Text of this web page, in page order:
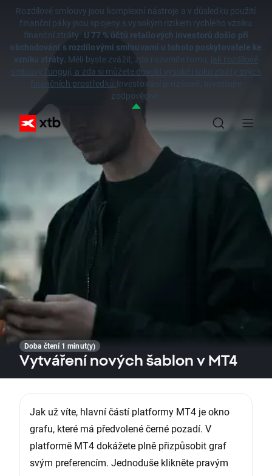
Rozdílové smlouvy jsou komplexní nástroje a v důsledku použití
finanční páky jsou spojeny s vysokým rizikem rychlého vzniku
finanční ztráty. U 77 % účtů retailových investorů došlo při
obchodování s rozdílovými smlouvami u tohoto poskytovatele ke
vzniku ztráty. Měli byste zvážit, zda rozumíte tomu, jak rozdílové
smlouvy fungují, a zda si můžete dovolit vysoké riziko ztráty svých
finančních prostředků.Investování je rizikové. Investujte
zodpovědně.
Doba čtení 1 minut(y)
Vytváření nových šablon v MT4
Jak už víte, hlavní částí platformy MT4 je okno
grafu, které má předvolené černé pozadí. V
platformě MT4 dokážete plně přizpůsobit graf
svým preferencím. Jednoduše klikněte pravým